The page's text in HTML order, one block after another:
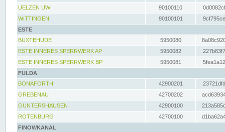
UELZEN UW
90100110
WITTINGEN
90100101
ESTE
BUXTEHUDE
5950080
ESTE INNERES SPERRWERK AP
5950082
ESTE INNERES SPERRWERK BP
5950081
FULDA
BONAFORTH
42900201
GREBENAU
42700202
GUNTERSHAUSEN
42900100
ROTENBURG
42700100
FINOWKANAL